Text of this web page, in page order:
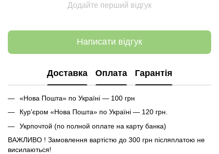
Додайте перший відгук
Написати відгук
Доставка Оплата Гарантія
«Нова Пошта» по Україні — 100 грн
Кур'єром «Нова Пошта» по Україні — 120 грн.
Укрпочтой (по полной оплате на карту банка)
ВАЖЛИВО ! Замовлення вартістю до 300 грн післяплатою не
висилаються!